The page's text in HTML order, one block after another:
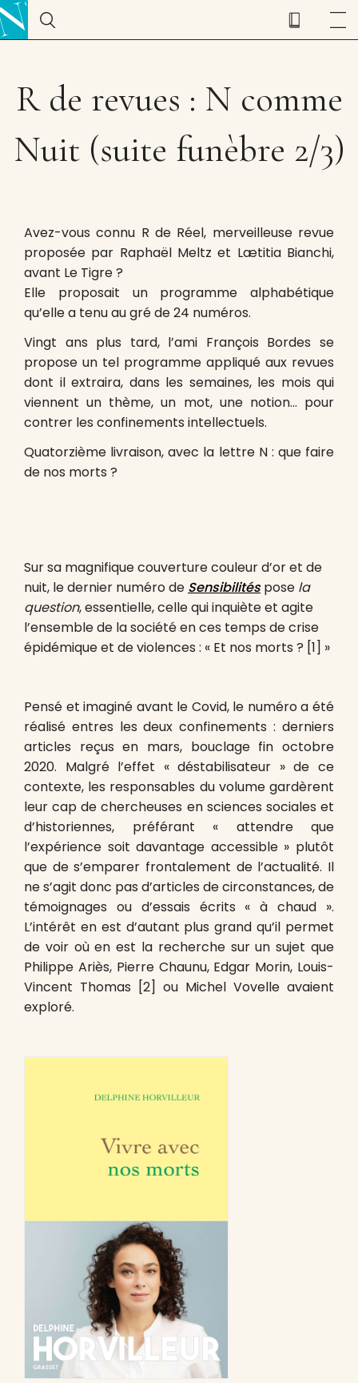
R de revues : N comme
Nuit (suite funèbre 2/3)
Avez-vous connu R de Réel, merveilleuse revue
proposée par Raphaël Meltz et Lætitia Bianchi,
avant Le Tigre ?
Elle proposait un programme alphabétique
qu’elle a tenu au gré de 24 numéros.
Vingt ans plus tard, l’ami François Bordes se
propose un tel programme appliqué aux revues
dont il extraira, dans les semaines, les mois qui
viennent un thème, un mot, une notion… pour
contrer les confinements intellectuels.
Quatorzième livraison, avec la lettre N : que faire
de nos morts ?
Sur sa magnifique couverture couleur d’or et de
nuit, le dernier numéro de Sensibilitéspose la
question, essentielle, celle qui inquiète et agite
l’ensemble de la société en ces temps de crise
épidémique et de violences : « Et nos morts ? [1] »
Pensé et imaginé avant le Covid, le numéro a été
réalisé entres les deux confinements : derniers
articles reçus en mars, bouclage fin octobre
2020. Malgré l’effet « déstabilisateur » de ce
contexte, les responsables du volume gardèrent
leur cap de chercheuses en sciences sociales et
d’historiennes, préférant « attendre que
l’expérience soit davantage accessible » plutôt
que de s’emparer frontalement de l’actualité. Il
ne s’agit donc pas d’articles de circonstances, de
témoignages ou d’essais écrits « à chaud ».
L’intérêt en est d’autant plus grand qu’il permet
de voir où en est la recherche sur un sujet que
Philippe Ariès, Pierre Chaunu, Edgar Morin, Louis-
Vincent Thomas [2] ou Michel Vovelle avaient
exploré.